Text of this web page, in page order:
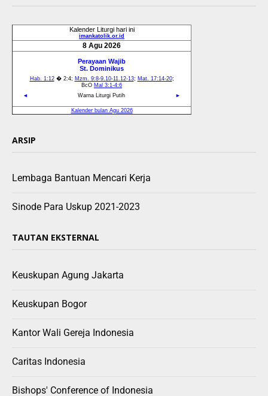
ARSIP
Lembaga Bantuan Mencari Kerja
Sinode Para Uskup 2021-2023
TAUTAN EKSTERNAL
Keuskupan Agung Jakarta
Keuskupan Bogor
Kantor Wali Gereja Indonesia
Caritas Indonesia
Bishops' Conference of Indonesia